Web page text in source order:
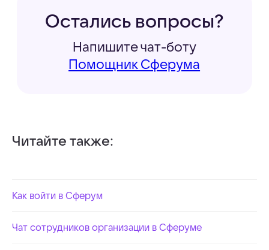
Читайте также:
Как войти в Сферум
Чат сотрудников организации в Сферуме